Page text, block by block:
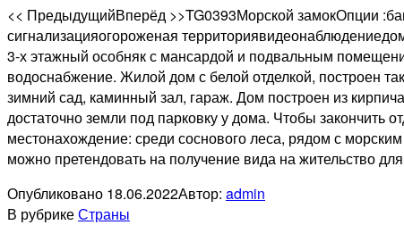
<< ПредыдущийВперёд >>TG0393Морской замокОпции
сигнализацияогороженая
3-х этажный особняк с мансардой и подвальным
водоснабжение. Жилой дом с белой отделкой, построен
зимний сад, каминный зал, гараж. Дом построен из
достаточно земли под парковку у дома. Чтобы
местонахождение: среди соснового леса, рядом с
можно претендовать на получение вида на жительство
Опубликовано 18.06.2022Автор: admin
В рубрикеСтраны